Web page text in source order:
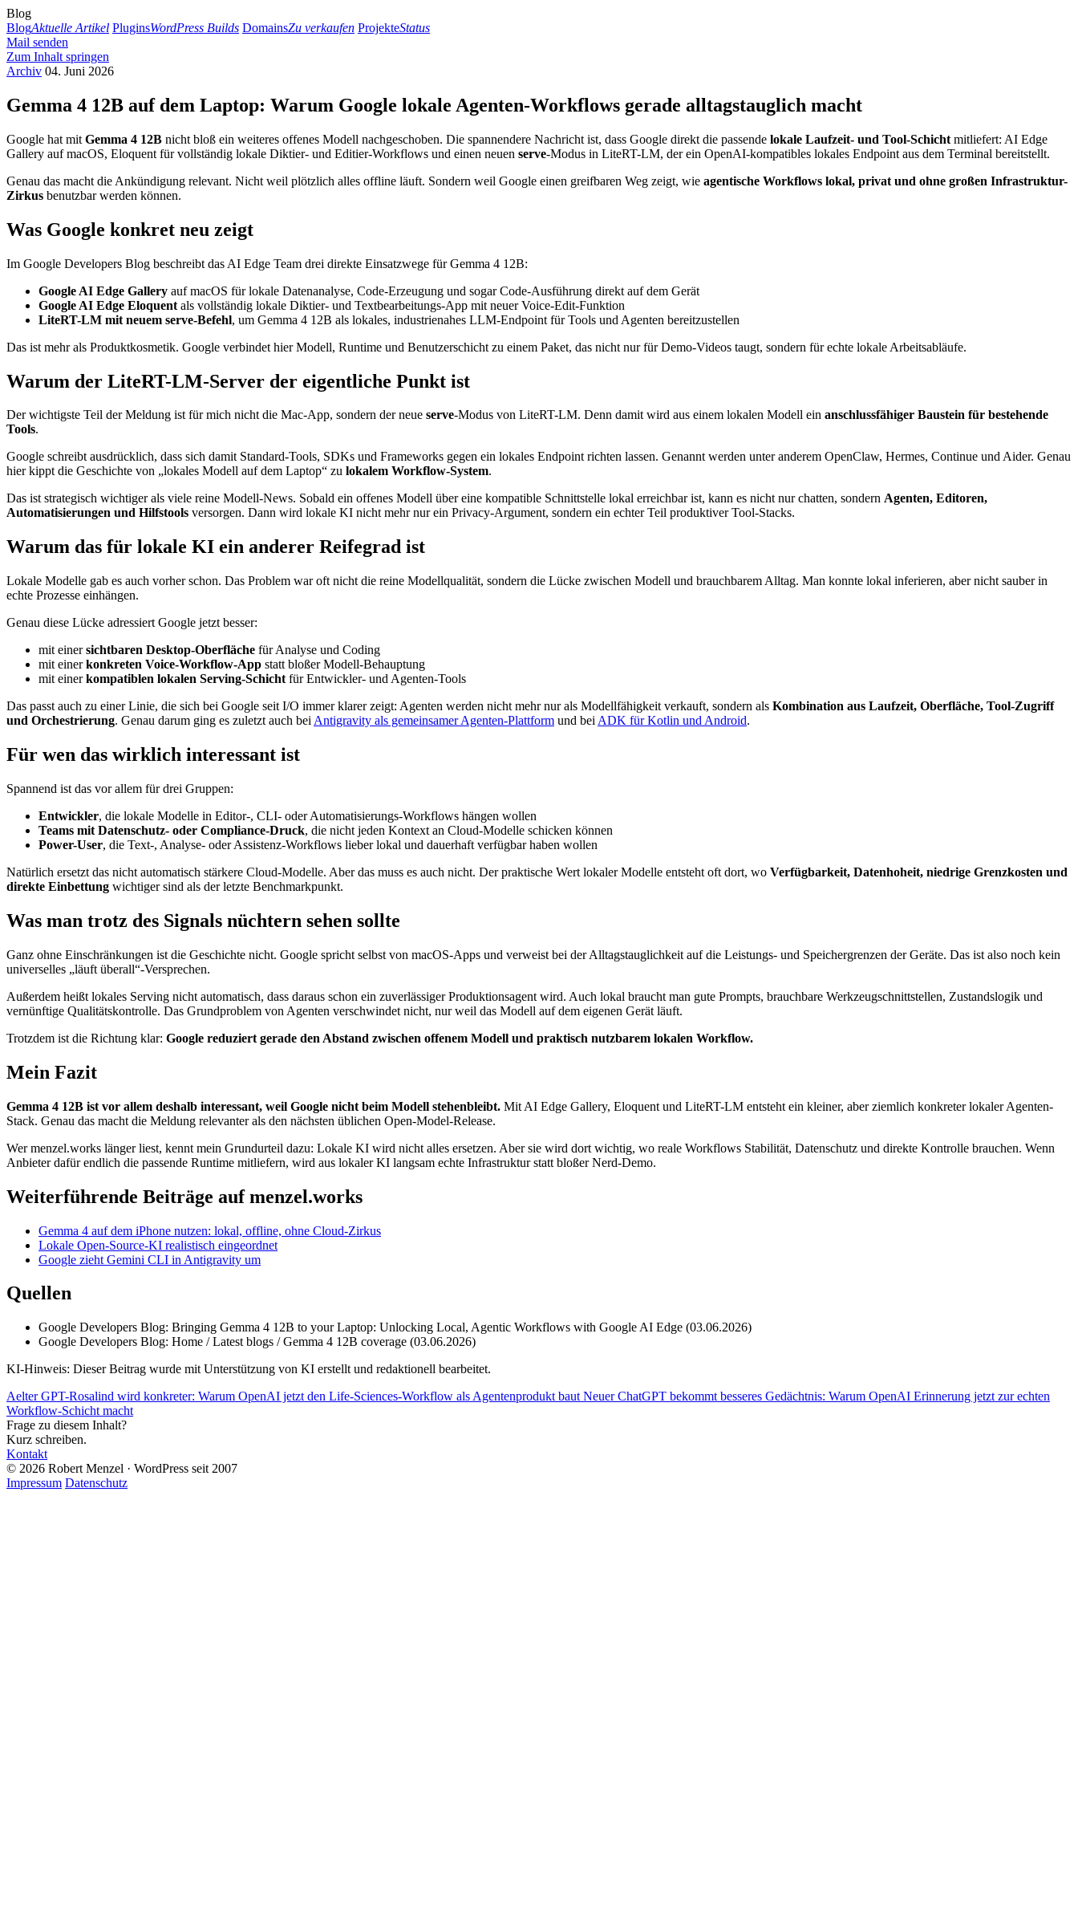
Blog
BlogAktuelle Artikel PluginsWordPress Builds DomainsZu verkaufen ProjekteStatus
Mail senden
Zum Inhalt springen
Archiv 04. Juni 2026
Gemma 4 12B auf dem Laptop: Warum Google lokale Agenten-Workflows gerade alltagstauglich macht
Google hat mit Gemma 4 12B nicht bloß ein weiteres offenes Modell nachgeschoben. Die spannendere Nachricht ist, dass Google direkt die passende lokale Laufzeit- und Tool-Schicht mitliefert: AI Edge
Gallery auf macOS, Eloquent für vollständig lokale Diktier- und Editier-Workflows und einen neuen serve-Modus in LiteRT-LM, der ein OpenAI-kompatibles lokales Endpoint aus dem Terminal bereitstellt.
Genau das macht die Ankündigung relevant. Nicht weil plötzlich alles offline läuft. Sondern weil Google einen greifbaren Weg zeigt, wie agentische Workflows lokal, privat und ohne großen Infrastruktur-
Zirkus benutzbar werden können.
Was Google konkret neu zeigt
Im Google Developers Blog beschreibt das AI Edge Team drei direkte Einsatzwege für Gemma 4 12B:
Google AI Edge Gallery auf macOS für lokale Datenanalyse, Code-Erzeugung und sogar Code-Ausführung direkt auf dem Gerät
Google AI Edge Eloquent als vollständig lokale Diktier- und Textbearbeitungs-App mit neuer Voice-Edit-Funktion
LiteRT-LM mit neuem serve-Befehl, um Gemma 4 12B als lokales, industrienahes LLM-Endpoint für Tools und Agenten bereitzustellen
Das ist mehr als Produktkosmetik. Google verbindet hier Modell, Runtime und Benutzerschicht zu einem Paket, das nicht nur für Demo-Videos taugt, sondern für echte lokale Arbeitsabläufe.
Warum der LiteRT-LM-Server der eigentliche Punkt ist
Der wichtigste Teil der Meldung ist für mich nicht die Mac-App, sondern der neue serve-Modus von LiteRT-LM. Denn damit wird aus einem lokalen Modell ein anschlussfähiger Baustein für bestehende
Tools.
Google schreibt ausdrücklich, dass sich damit Standard-Tools, SDKs und Frameworks gegen ein lokales Endpoint richten lassen. Genannt werden unter anderem OpenClaw, Hermes, Continue und Aider. Genau
hier kippt die Geschichte von „lokales Modell auf dem Laptop“ zu lokalem Workflow-System.
Das ist strategisch wichtiger als viele reine Modell-News. Sobald ein offenes Modell über eine kompatible Schnittstelle lokal erreichbar ist, kann es nicht nur chatten, sondern Agenten, Editoren,
Automatisierungen und Hilfstools versorgen. Dann wird lokale KI nicht mehr nur ein Privacy-Argument, sondern ein echter Teil produktiver Tool-Stacks.
Warum das für lokale KI ein anderer Reifegrad ist
Lokale Modelle gab es auch vorher schon. Das Problem war oft nicht die reine Modellqualität, sondern die Lücke zwischen Modell und brauchbarem Alltag. Man konnte lokal inferieren, aber nicht sauber in
echte Prozesse einhängen.
Genau diese Lücke adressiert Google jetzt besser:
mit einersichtbaren Desktop-Oberfläche für Analyse und Coding
mit einerkonkreten Voice-Workflow-App statt bloßer Modell-Behauptung
mit einerkompatiblen lokalen Serving-Schicht für Entwickler- und Agenten-Tools
Das passt auch zu einer Linie, die sich bei Google seit I/O immer klarer zeigt: Agenten werden nicht mehr nur als Modellfähigkeit verkauft, sondern als Kombination aus Laufzeit, Oberfläche, Tool-Zugriff
und Orchestrierung. Genau darum ging es zuletzt auch bei Antigravity als gemeinsamer Agenten-Plattform und bei ADK für Kotlin und Android.
Für wen das wirklich interessant ist
Spannend ist das vor allem für drei Gruppen:
Entwickler, die lokale Modelle in Editor-, CLI- oder Automatisierungs-Workflows hängen wollen
Teams mit Datenschutz- oder Compliance-Druck, die nicht jeden Kontext an Cloud-Modelle schicken können
Power-User, die Text-, Analyse- oder Assistenz-Workflows lieber lokal und dauerhaft verfügbar haben wollen
Natürlich ersetzt das nicht automatisch stärkere Cloud-Modelle. Aber das muss es auch nicht. Der praktische Wert lokaler Modelle entsteht oft dort, wo Verfügbarkeit, Datenhoheit, niedrige Grenzkosten und
direkte Einbettung wichtiger sind als der letzte Benchmarkpunkt.
Was man trotz des Signals nüchtern sehen sollte
Ganz ohne Einschränkungen ist die Geschichte nicht. Google spricht selbst von macOS-Apps und verweist bei der Alltagstauglichkeit auf die Leistungs- und Speichergrenzen der Geräte. Das ist also noch kein
universelles „läuft überall“-Versprechen.
Außerdem heißt lokales Serving nicht automatisch, dass daraus schon ein zuverlässiger Produktionsagent wird. Auch lokal braucht man gute Prompts, brauchbare Werkzeugschnittstellen, Zustandslogik und
vernünftige Qualitätskontrolle. Das Grundproblem von Agenten verschwindet nicht, nur weil das Modell auf dem eigenen Gerät läuft.
Trotzdem ist die Richtung klar: Google reduziert gerade den Abstand zwischen offenem Modell und praktisch nutzbarem lokalen Workflow.
Mein Fazit
Gemma 4 12B ist vor allem deshalb interessant, weil Google nicht beim Modell stehenbleibt. Mit AI Edge Gallery, Eloquent und LiteRT-LM entsteht ein kleiner, aber ziemlich konkreter lokaler Agenten-
Stack. Genau das macht die Meldung relevanter als den nächsten üblichen Open-Model-Release.
Wer menzel.works länger liest, kennt mein Grundurteil dazu: Lokale KI wird nicht alles ersetzen. Aber sie wird dort wichtig, wo reale Workflows Stabilität, Datenschutz und direkte Kontrolle brauchen. Wenn
Anbieter dafür endlich die passende Runtime mitliefern, wird aus lokaler KI langsam echte Infrastruktur statt bloßer Nerd-Demo.
Weiterführende Beiträge auf menzel.works
Gemma 4 auf dem iPhone nutzen: lokal, offline, ohne Cloud-Zirkus
Lokale Open-Source-KI realistisch eingeordnet
Google zieht Gemini CLI in Antigravity um
Quellen
Google Developers Blog: Bringing Gemma 4 12B to your Laptop: Unlocking Local, Agentic Workflows with Google AI Edge (03.06.2026)
Google Developers Blog: Home / Latest blogs / Gemma 4 12B coverage (03.06.2026)
KI-Hinweis: Dieser Beitrag wurde mit Unterstützung von KI erstellt und redaktionell bearbeitet.
Aelter GPT-Rosalind wird konkreter: Warum OpenAI jetzt den Life-Sciences-Workflow als Agentenprodukt baut Neuer ChatGPT bekommt besseres Gedächtnis: Warum OpenAI Erinnerung jetzt zur echten
Workflow-Schicht macht
Frage zu diesem Inhalt?
Kurz schreiben.
Kontakt
© 2026 Robert Menzel · WordPress seit 2007
Impressum Datenschutz